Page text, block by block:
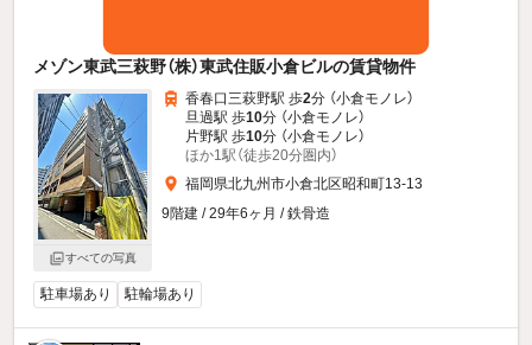
メゾン東武三萩野（株）東武住販小倉ビルの賃貸物件
すべての写真
香春口三萩野駅 歩2分 （小倉モノレ）
旦過駅 歩10分 （小倉モノレ）
片野駅 歩10分 （小倉モノレ）
ほか1駅（徒歩20分圏内）
福岡県北九州市小倉北区昭和町13-13
9階建 / 29年6ヶ月 / 鉄骨造
駐車場あり 駐輪場あり